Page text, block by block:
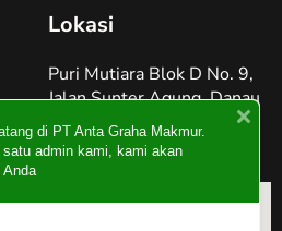
Lokasi
Puri Mutiara Blok D No. 9,
Jalan Sunter Agung, Danau
Sunter Jakarta Utara –
Indonesia
di PT Anta Graha Makmur.
satu admin kami, kami akan
Anda